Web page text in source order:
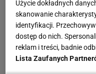
Użycie dokładnych
skanowanie
identyfikacji.
dostęp do nich.
reklam i treści, badnie
Lista Zaufanych